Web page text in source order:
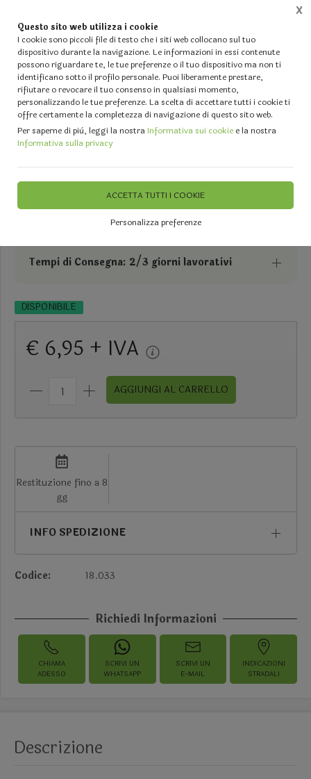
Questo sito web utilizza i cookie
I cookie sono piccoli file di testo che i siti web collocano sul tuo
dispositivo durante la navigazione. Le informazioni in essi contenute
possono riguardare te, le tue preferenze o il tuo dispositivo ma non ti
identificano sotto il profilo personale. Puoi liberamente prestare,
rifiutare o revocare il tuo consenso in qualsiasi momento,
personalizzando le tue preferenze. La scelta di accettare tutti i cookie ti
offre certamente la completezza di navigazione di questo sito web.
Per saperne di più, leggi la nostraInformativa sui cookie e la nostra
Informativa sulla privacy
ACCETTA TUTTI I COOKIE
Personalizza preferenze
X
Home Vetrina IL TUO MATRIMONIO - Forniture per Fioristi ed Events Planners
Tappeto Rosso H 100 -- Sconti
per Fioristi e Aziende . -
Passatoia venduta a Metro
Tempi di Consegna: 2/3 giorni lavorativi
DISPONIBILE
€ 6,95 + IVA
AGGIUNGI AL CARRELLO
Restituzione fino a 8
gg
INFO SPEDIZIONE
Codice: 18.033
Richiedi Informazioni
CHIAMA
ADESSO
SCRIVI UN
WHATSAPP
SCRIVI UN
E-MAIL
INDICAZIONI
STRADALI
Descrizione